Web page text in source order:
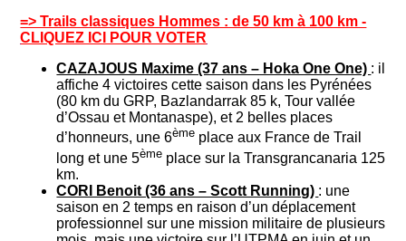
=> Trails classiques Hommes : de 50 km à 100 km -
CLIQUEZ ICI POUR VOTER
CAZAJOUS Maxime (37 ans – Hoka One One) : il
affiche 4 victoires cette saison dans les Pyrénées
(80 km du GRP, Bazlandarrak 85 k, Tour vallée
d’Ossau et Montanaspe), et 2 belles places
d’honneurs, une 6ème place aux France de Trail
long et une 5ème place sur la Transgrancanaria 125
km.
CORI Benoit (36 ans – Scott Running) : une
saison en 2 temps en raison d’un déplacement
professionnel sur une mission militaire de plusieurs